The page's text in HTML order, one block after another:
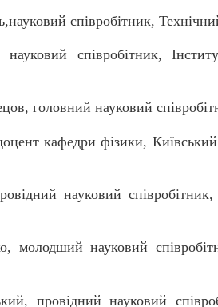
співробітник,
науковий співробітник,
головний науковий
кафедри фізики, Київський
науковий
молодший науковий
провідний науковий